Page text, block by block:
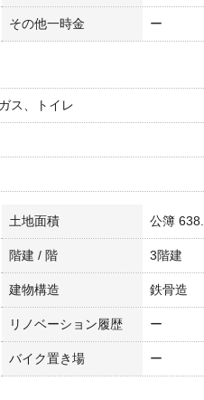
その他一時金 ー
ス、トイレ
土地面積 公簿
階建 / 階 3階建
建物構造 鉄骨造
リノベーション履歴 ー
バイク置き場 ー